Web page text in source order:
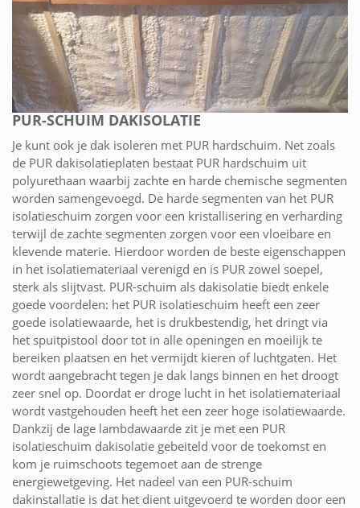
PUR-SCHUIM DAKISOLATIE
Je kunt ook je dak isoleren met PUR hardschuim. Net zoals
de PUR dakisolatieplaten bestaat PUR hardschuim uit
polyurethaan waarbij zachte en harde chemische segmenten
worden samengevoegd. De harde segmenten van het PUR
isolatieschuim zorgen voor een kristallisering en verharding
terwijl de zachte segmenten zorgen voor een vloeibare en
klevende materie. Hierdoor worden de beste eigenschappen
in het isolatiemateriaal verenigd en is PUR zowel soepel,
sterk als slijtvast. PUR-schuim als dakisolatie biedt enkele
goede voordelen: het PUR isolatieschuim heeft een zeer
goede isolatiewaarde, het is drukbestendig, het dringt via
het spuitpistool door tot in alle openingen en moeilijk te
bereiken plaatsen en het vermijdt kieren of luchtgaten. Het
wordt aangebracht tegen je dak langs binnen en het droogt
zeer snel op. Doordat er droge lucht in het isolatiemateriaal
wordt vastgehouden heeft het een zeer hoge isolatiewaarde.
Dankzij de lage lambdawaarde zit je met een PUR
isolatieschuim dakisolatie gebeiteld voor de toekomst en
kom je ruimschoots tegemoet aan de strenge
energiewetgeving. Het nadeel van een PUR-schuim
dakinstallatie is dat het dient uitgevoerd te worden door een